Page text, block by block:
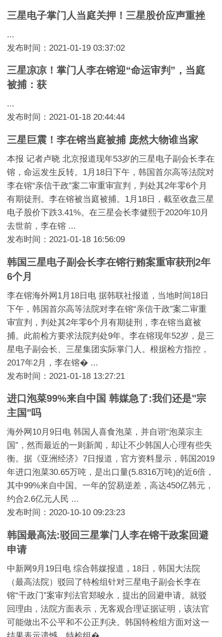
三星电子掌门人当庭关押！三星股价应声重挫
...
发布时间：2021-01-19 03:37:02
三星凉凉！掌门人李在镕迎“命运审判”，当庭
被捕：获
...
发布时间：2021-01-18 20:44:44
三星巨震！李在镕当庭被捕 庞然大物谁当家
本报 记者卢晓 北京报道现年53岁的三星电子副会长李在
镕，命运发生反转。1月18日下午，韩国首尔高等法院对
李在镕“亲信干政”案二审重审宣判，判处其2年零6个月
有期徒刑。李在镕被当庭被捕。1月18日，截至收盘三星
电子股价下跌3.41%。在三星会长李健熙于2020年10月
去世前，李在镕 ...
发布时间：2021-01-18 16:56:09
韩国三星电子副会长李在镕行贿案重审获刑2年
6个月
李在镕海外网1月18日电 据韩联社报道，当地时间18日
下午，韩国首尔高等法院对李在镕“亲信干政”案二审重
审宣判，判处其2年零6个月有期徒刑，李在镕当庭被
捕。此前检方要求法院判处9年。李在镕现年52岁，是三
星电子副会长、三星集团实际掌门人。根据检方指控，
2017年2月，李在镕� ...
发布时间：2021-01-18 13:27:21
进口泡菜99%来自中国 韩媒急了:我们还是"宗
主国"吗
海外网10月9日电 韩国人喜食泡菜，并自诩“泡菜宗主
国”，然而最近的一则新闻，却让不少韩国人心理有些失
衡。据《亚洲经济》7日报道，官方资料显示，韩国2019
年进口泡菜30.65万吨，是出口量(5.8316万吨)的近6倍，
其中99%来自中国。一年的贸易逆差，高达450亿韩元，
约合2.6亿元人民 ...
发布时间：2020-10-10 09:23:23
韩国最高法:驳回三星掌门人李在镕干政案回避
申请
中新网9月19日电 综合韩媒报道，18日，韩国大法院
（最高法院）驳回了特检组针对三星电子副会长李在
镕“干政门”案审判法官郑晙永，提出的回避申请。就驳
回理由，法院方面表示，无客观合理证据证明，该法官
可能做出不公平和不公正判决。韩国特检组方面对这一